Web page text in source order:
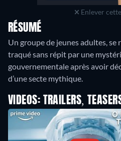
Enlever
RÉSUMÉ
Un groupe de jeunes adultes,
traqué sans répit par une
gouvernementale après avoir
d’une secte mythique.
VIDEOS: TRAILERS,